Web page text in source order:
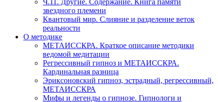
Ч.11. Другие. Содержание. Книга памяти
звездного племени
Квантовый мир. Слияние и разделение веток
реальности
О методике
МЕТАИССКРА. Краткое описание методики
ведомой медитации
Регрессивный гипноз и МЕТАИССКРА.
Кардинальная разница
Эриксоновский гипноз, эстрадный, регрессивный,
МЕТАИССКРА
Мифы и легенды о гипнозе. Гипнологи и